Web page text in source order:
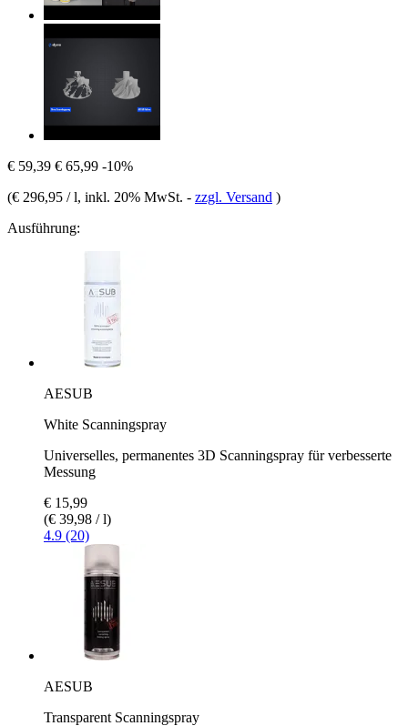
€ 59,39 € 65,99 -10%
(€ 296,95 / l, inkl. 20% MwSt. - zzgl. Versand )
Ausführung:
AESUB
White Scanningspray
Universelles, permanentes 3D Scanningspray für verbesserte
Messung
€ 15,99
(€ 39,98 / l)
4.9 (20)
AESUB
Transparent Scanningspray